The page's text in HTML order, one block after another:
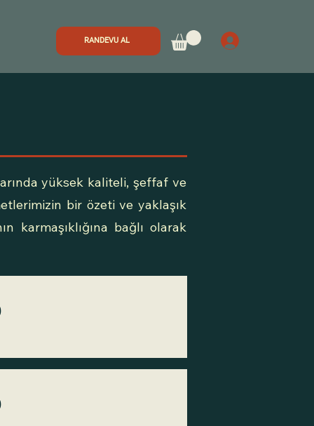
RANDEVU AL
yüksek kaliteli, şeffaf ve
bir özeti ve yaklaşık
karmaşıklığına bağlı olarak